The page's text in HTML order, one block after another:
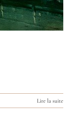
Lire la suite